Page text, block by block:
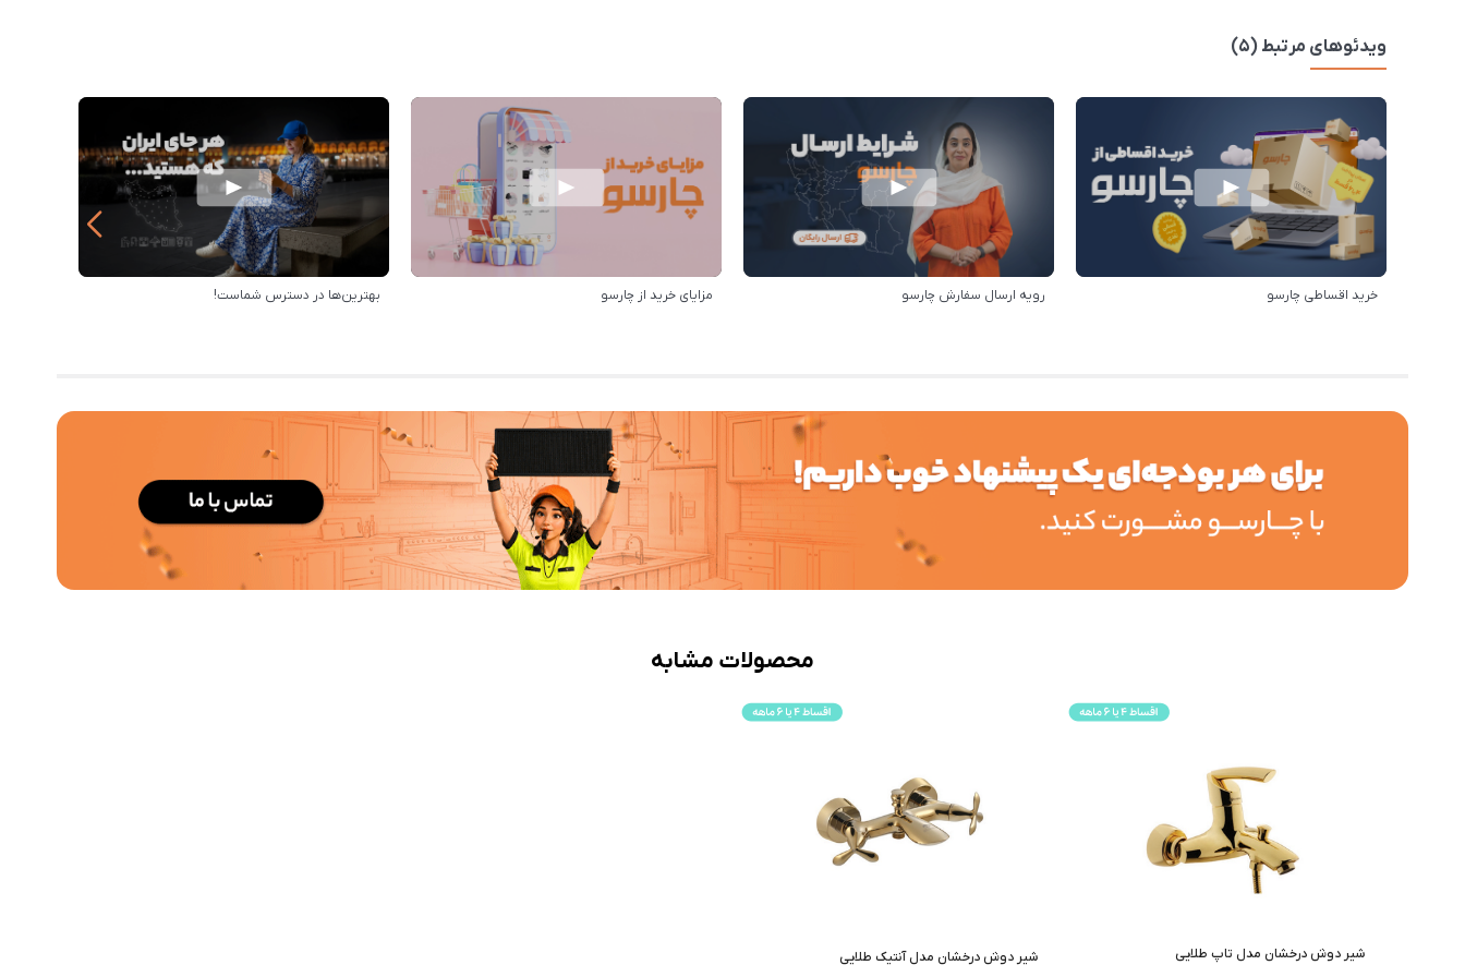
ویدئوهای مرتبط (5)
خرید اقساطی چارسو رویه ارسال سفارش چارسو مزایای خرید از چارسو بهترین‌ها در دسترس شماست!
محصولات مشابه
شیر دوش درخشان مدل تاپ طلایی شیر دوش درخشان مدل آنتیک طلایی